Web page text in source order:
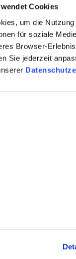
Cookies
um die
für soziale
Browser-
Sie jederzeit
die Internetseite
möglich
unter: